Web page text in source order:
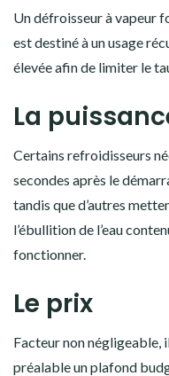
Un défroisseur à vapeur
est destiné à un usage
élevée afin de limiter le
La
Certains refroidisseurs
secondes après le
tandis que d’autres
l’ébullition de l’eau
fonctionner.
Le prix
Facteur non
préalable un plafond